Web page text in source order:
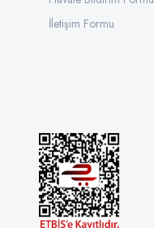
İletişim Formu